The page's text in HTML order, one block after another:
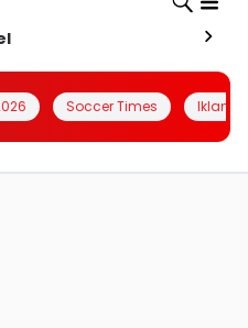
Soccer Times Iklanin